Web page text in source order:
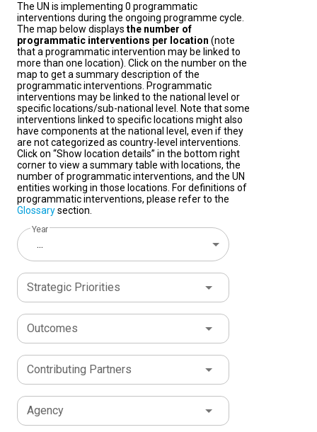
The UN is implementing 0 programmatic
interventions during the ongoing programme cycle.
The map below displays the number of
programmatic interventions per location (note
that a programmatic intervention may be linked to
more than one location). Click on the number on the
map to get a summary description of the
programmatic interventions. Programmatic
interventions may be linked to the national level or
specific locations/sub-national level. Note that some
interventions linked to specific locations might also
have components at the national level, even if they
are not categorized as country-level interventions.
Click on “Show location details” in the bottom right
corner to view a summary table with locations, the
number of programmatic interventions, and the UN
entities working in those locations. For definitions of
programmatic interventions, please refer to the
Glossarysection.
Year
...
Strategic Priorities
Outcomes
Contributing Partners
Agency